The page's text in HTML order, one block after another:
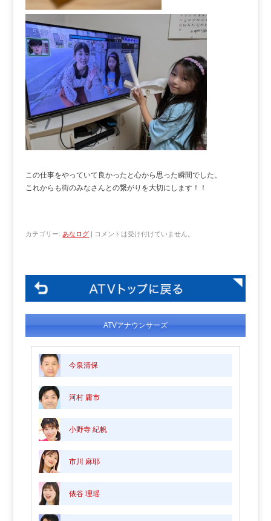
この仕事をやっていて良かったと心から思った瞬間でした。
これからも街のみなさんとの繋がりを大切にします！！
カテゴリー: あなログ コメントは受け付けていません。
ATVアナウンサーズ
今泉清保
河村 庸市
小野寺 紀帆
市川 麻耶
俵谷 理瑶